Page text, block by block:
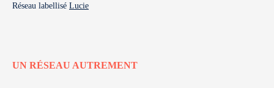
Réseau labellisé Lucie
UN RÉSEAU AUTREMENT